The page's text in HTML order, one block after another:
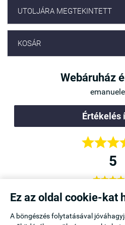
Ez az oldal cookie-kat
A böngészés folytatásával
UTOLJÁRA MEGTEKINTETT
KOSÁR
Webáruház
Értékelés

5

Örülök, hogy rátaláltam az
innen